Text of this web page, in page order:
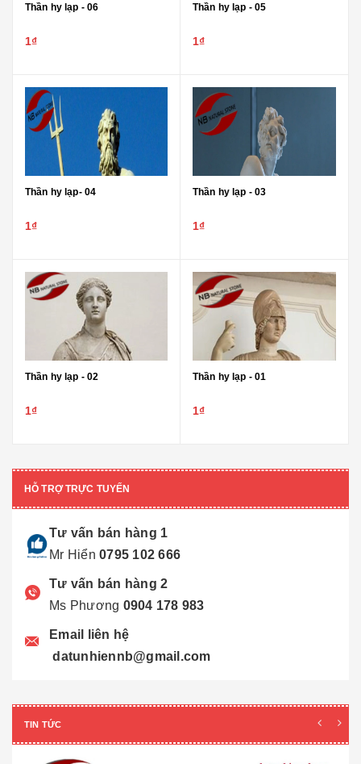
Thần hy lạp - 06
1₫
Thần hy lạp - 05
1₫
Thần hy lạp- 04
1₫
Thần hy lạp - 03
1₫
Thần hy lạp - 02
1₫
Thần hy lạp - 01
1₫
HỖ TRỢ TRỰC TUYẾN
Tư vấn bán hàng 1
Mr Hiển 0795 102 666
Tư vấn bán hàng 2
Ms Phương 0904 178 983
Email liên hệ
datunhiennb@gmail.com
TIN TỨC